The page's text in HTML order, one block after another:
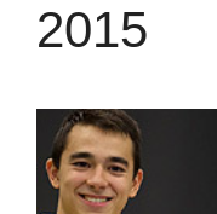
2015